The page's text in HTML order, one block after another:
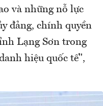
và những nỗ lực
đảng, chính quyền
Lạng Sơn trong
hiệu quốc tế",